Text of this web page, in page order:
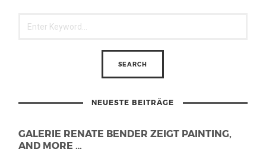
NEUESTE BEITRÄGE
GALERIE RENATE BENDER ZEIGT PAINTING,
AND MORE …